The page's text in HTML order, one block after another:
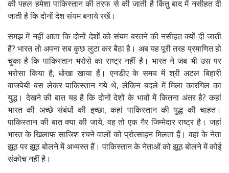
की पहल हमेशा पाकिस्तान की तरफ से की जाती है किंतु बाद में नसीहत दी
जाती है कि दोनों देश संयम बनाये रखें।
समझ में नहीं आता कि दोनों देशों को संयम बरतने की नसीहत क्यों दी जाती
है? भारत तो अपना सब कुछ लुटा कर बैठा है। अब यह पूरी तरह प्रमाणित हो
चुका है कि पाकिस्तान भरोसे का राष्ट्र नहीं है। भारत ने जब भी उस पर
भरोसा किया है, धोखा खाया हैं। एनडीए के समय में श्री अटल बिहारी
वाजपेयी बस लेकर पाकिस्तान गये थे, लेकिन बदले में मिला कारगिल का
युद्ध। देखने की बात यह है कि दोनों देशों के भावों में कितना अंतर है? कहां
भारत की अच्छे संबंधों की इच्छा, कहां पाकिस्तान की युद्ध की चाहत।
पाकिस्तान की बात क्या की जाये, वह तो एक गैर जिम्मेदार राष्ट्र है। जहां
भारत के खिलाफ साजिश रचने वालों को प्रोत्साहन मिलता हैं। वहां के नेता
झूठ पर झूठ बोलने में अभ्यस्त हैं। पाकिस्तान के नेताओं को झूठ बोलने में कोई
संकोच नहीं है।